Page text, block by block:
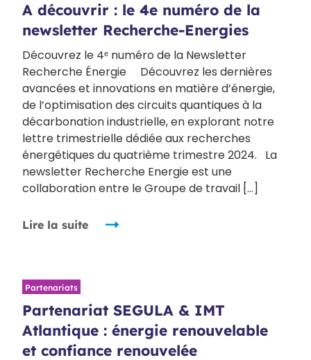
A découvrir : le 4e numéro de la
newsletter Recherche-Energies
Découvrez le 4ᵉ numéro de la Newsletter
Recherche Énergie Découvrez les dernières
avancées et innovations en matière d’énergie,
de l’optimisation des circuits quantiques à la
décarbonation industrielle, en explorant notre
lettre trimestrielle dédiée aux recherches
énergétiques du quatrième trimestre 2024. La
newsletter Recherche Energie est une
collaboration entre le Groupe de travail […]
Lire la suite
Partenariats
Partenariat SEGULA & IMT
Atlantique : énergie renouvelable
et confiance renouvelée